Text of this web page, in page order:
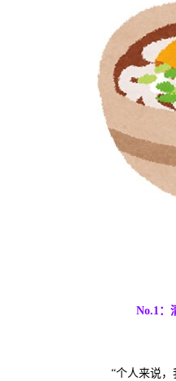
No.1 ：
“个人来说，